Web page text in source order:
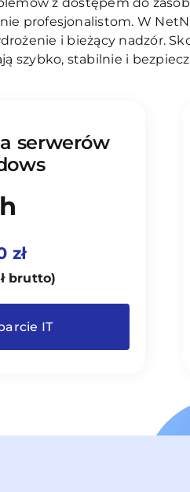
profesjonalistom. W
i bieżący nadzór.
szybko, stabilnie i
serwerów
zł
brutto)
IT